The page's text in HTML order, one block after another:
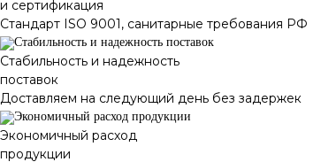
и сертификация
Стандарт ISO 9001, санитарные требования РФ
Стабильность и надежность
поставок
Доставляем на следующий день без задержек
Экономичный расход
продукции